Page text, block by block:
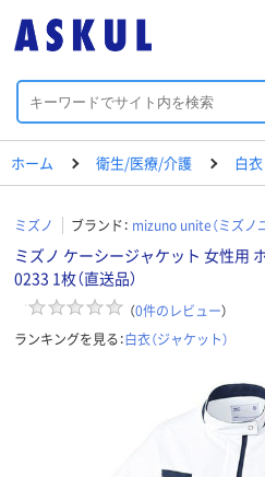
ホーム 衛生/医療/介護 白
ミズノ ブランド： mizuno unite（ミズノ
ミズノ ケーシージャケット 女性用
0233 1枚（直送品）
（0件のレビュー）
ランキングを見る：白衣（ジャケット）